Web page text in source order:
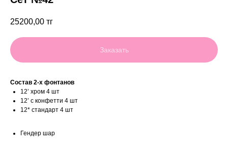
25200,00 тг
Заказать
Состав 2-х фонтанов
12’ хром 4 шт
12’ с конфетти 4 шт
12* стандарт 4 шт
Гендер шар